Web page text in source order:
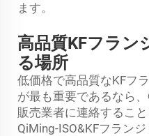
ます。
高品質KFフラン
る場所
低価格で高品質なKFフ
が最も重要であるなら
販売業者に連絡すること
QiMing-ISO&KFフラン